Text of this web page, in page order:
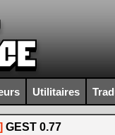
Utilitaires
GEST 0.77